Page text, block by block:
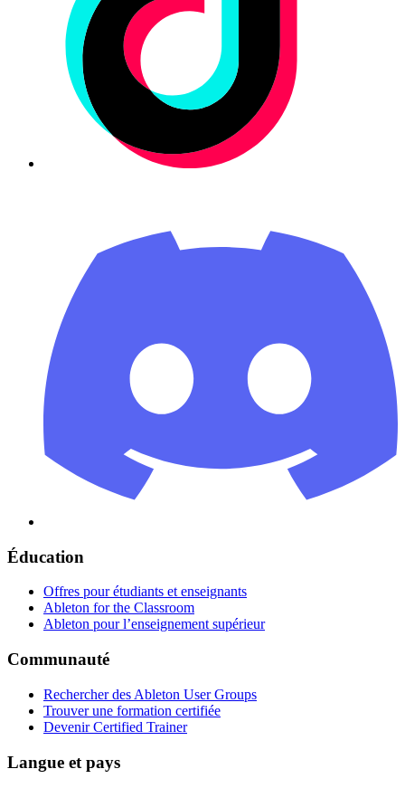
Éducation
Offres pour étudiants et enseignants
Ableton for the Classroom
Ableton pour l’enseignement supérieur
Communauté
Rechercher des Ableton User Groups
Trouver une formation certifiée
Devenir Certified Trainer
Langue et pays